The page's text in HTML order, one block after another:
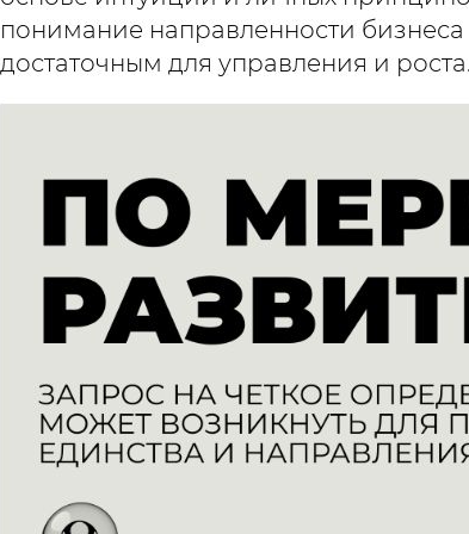
понимание направленности
достаточным для управления и роста.